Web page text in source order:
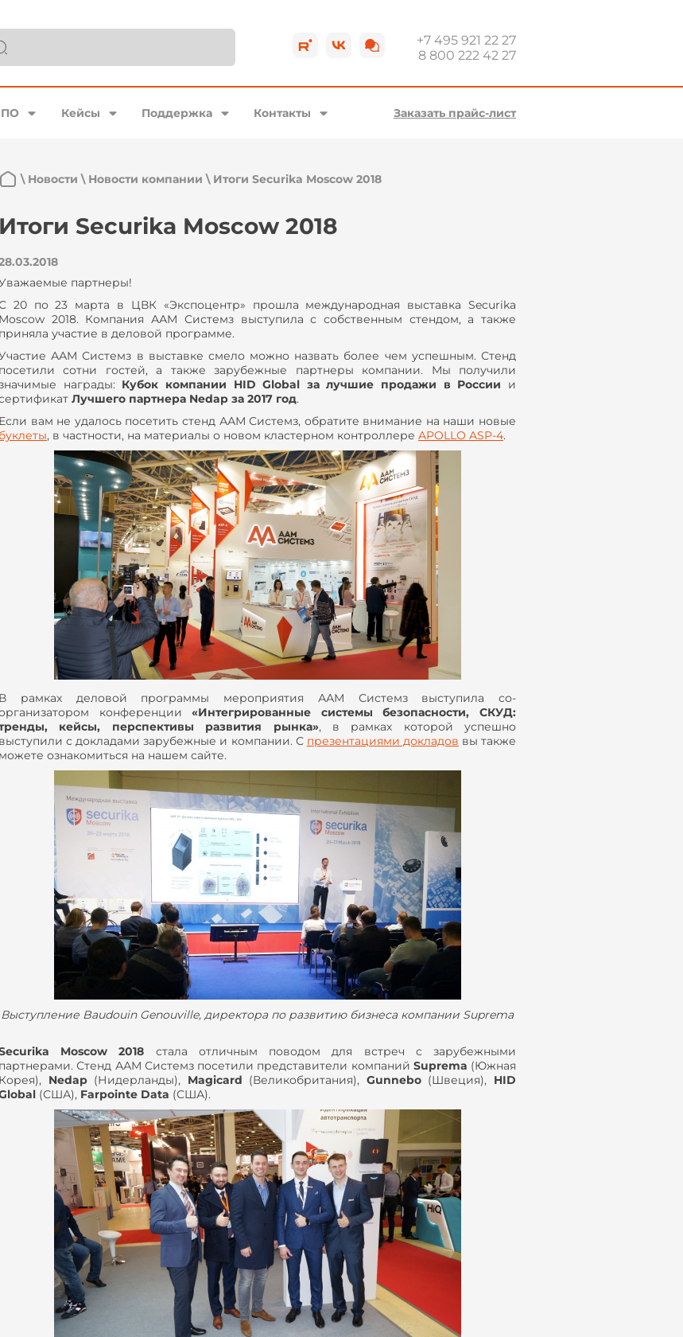
+7 495 921 22 27
8 800 222 42 27
ПО Кейсы Поддержка Контакты Заказать прайс-лист
\ Новости \ Новости компании \ Итоги Securika Moscow 2018
Итоги Securika Moscow 2018
партнеры!
20 по 23 марта в ЦВК «Экспоцентр» прошла международная выставка Securika
Moscow 2018. Компания ААМ Системз выступила с собственным стендом, а также
приняла участие в деловой программе.
ААМ Системз в выставке смело можно назвать более чем успешным. Стенд
посетили сотни гостей, а также зарубежные партнеры компании. Мы получили
награды: Кубок компании HID Global за лучшие продажи в России и
Лучшего партнера Nedap за 2017 год.
Если вам не удалось посетить стенд ААМ Системз, обратите внимание на наши новые
буклеты, в частности, на материалы о новом кластерном контроллере APOLLO ASP-4.
В рамках деловой программы мероприятия ААМ Системз выступила со-
конференции«Интегрированные системы безопасности, СКУД:
кейсы, перспективы развития рынка», в рамках которой успешно
выступили с докладами зарубежные и компании. С презентациями докладов вы также
можете ознакомиться на нашем сайте.
Выступление Baudouin Genouville, директора по развитию бизнеса компании Suprema
Moscow 2018 стала отличным поводом для встреч с зарубежными
партнерами. Стенд ААМ Системз посетили представители компаний Suprema (Южная
Корея), Nedap(Нидерланды), Magicard (Великобритания), Gunnebo(Швеция), HID
(США), Farpointe Data (США).